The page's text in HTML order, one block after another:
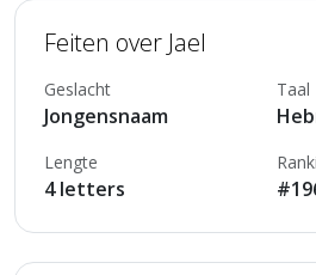
Feiten over Jael
Geslacht
Jongensnaam
Taal
Lengte
4 letters